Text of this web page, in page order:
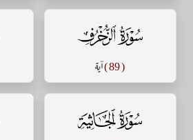
سورة الزخرف
( 89 ) آية
سورة الجاثية